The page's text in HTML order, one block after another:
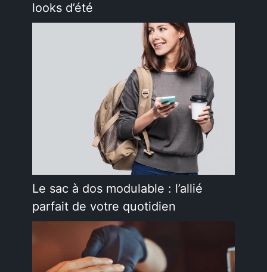
looks d’été
Le sac à dos modulable : l’allié
parfait de votre quotidien